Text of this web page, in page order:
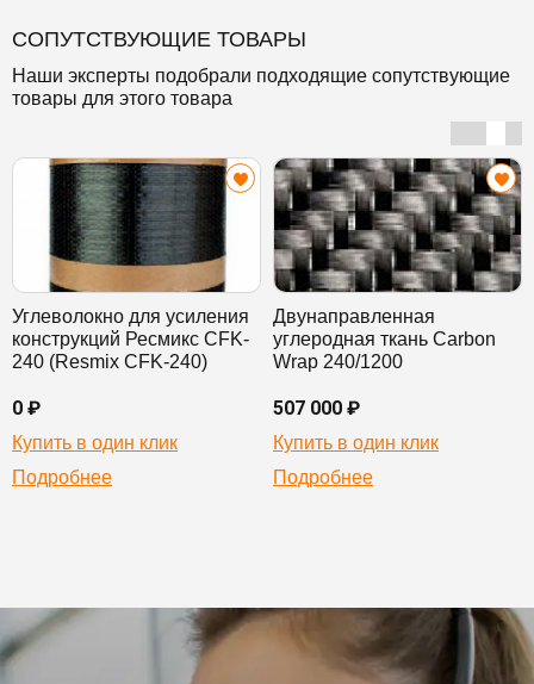
СОПУТСТВУЮЩИЕ ТОВАРЫ
Наши эксперты подобрали подходящие сопутствующие
товары для этого товара
Углеволокно для усиления
конструкций Ресмикс CFK-
240 (Resmix CFK-240)
0 ₽
Купить в один клик
Подробнее
Двунаправленная
углеродная ткань Carbon
Wrap 240/1200
507 000 ₽
Купить в один клик
Подробнее